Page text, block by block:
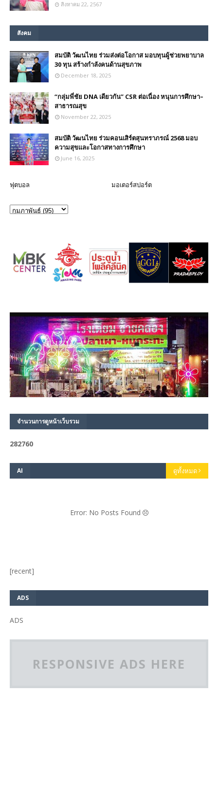
สิงหาคม 22, 2567
สังคม
สมบัติ วัฒนไทย ร่วมส่งต่อโอกาส มอบทุนผู้ช่วยพยาบาล
30 ทุน สร้างกำลังคนด้านสุขภาพ
December 18, 2025
“กลุ่มพี่ชัย DNA เดียวกัน” CSR ต่อเนื่อง หนุนการศึกษา–
สาธารณสุข
November 22, 2025
สมบัติ วัฒนไทย ร่วมคอนเสิร์ตสุนทราภรณ์ 2568 มอบ
ความสุขและโอกาสทางการศึกษา
June 16, 2025
ฟุตบอล มอเตอร์สปอร์ต
จำนวนการดูหน้าเว็บรวม
282760
AI ดูทั้งหมด
Error: No Posts Found
[recent]
ADS
ADS
RESPONSIVE ADS HERE